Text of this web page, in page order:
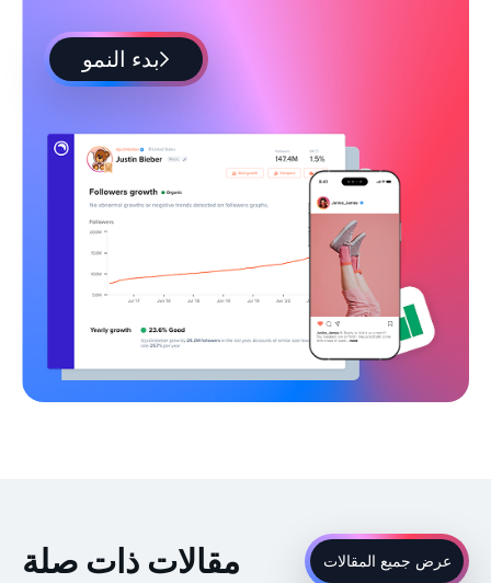
بدء النمو
مقالات ذات صلة عرض جميع المقالات